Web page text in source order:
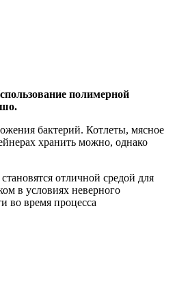
полимерной
бактерий. Котлеты, мясное
хранить можно, однако
отличной средой для
в условиях неверного
во время процесса